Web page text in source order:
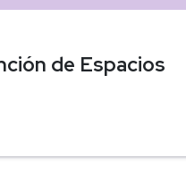
de Espacios